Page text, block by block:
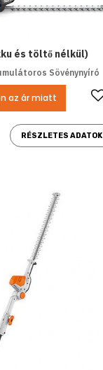
és töltő nélkül)
Sövénynyíró
az ár miatt
RÉSZLETES ADATOK